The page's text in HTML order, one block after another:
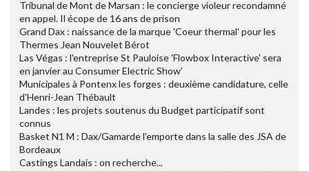
Tribunal de Mont de Marsan : le concierge violeur recondamné
en appel. Il écope de 16 ans de prison
Grand Dax : naissance de la marque 'Coeur thermal' pour les
Thermes Jean Nouvelet Bérot
Las Végas : l'entreprise St Pauloise 'Flowbox Interactive' sera
en janvier au Consumer Electric Show'
Municipales à Pontenx les forges : deuxième candidature, celle
d'Henri-Jean Thébault
Landes : les projets soutenus du Budget participatif sont
connus
Basket N1 M : Dax/Gamarde l'emporte dans la salle des JSA de
Bordeaux
Castings Landais : on recherche...